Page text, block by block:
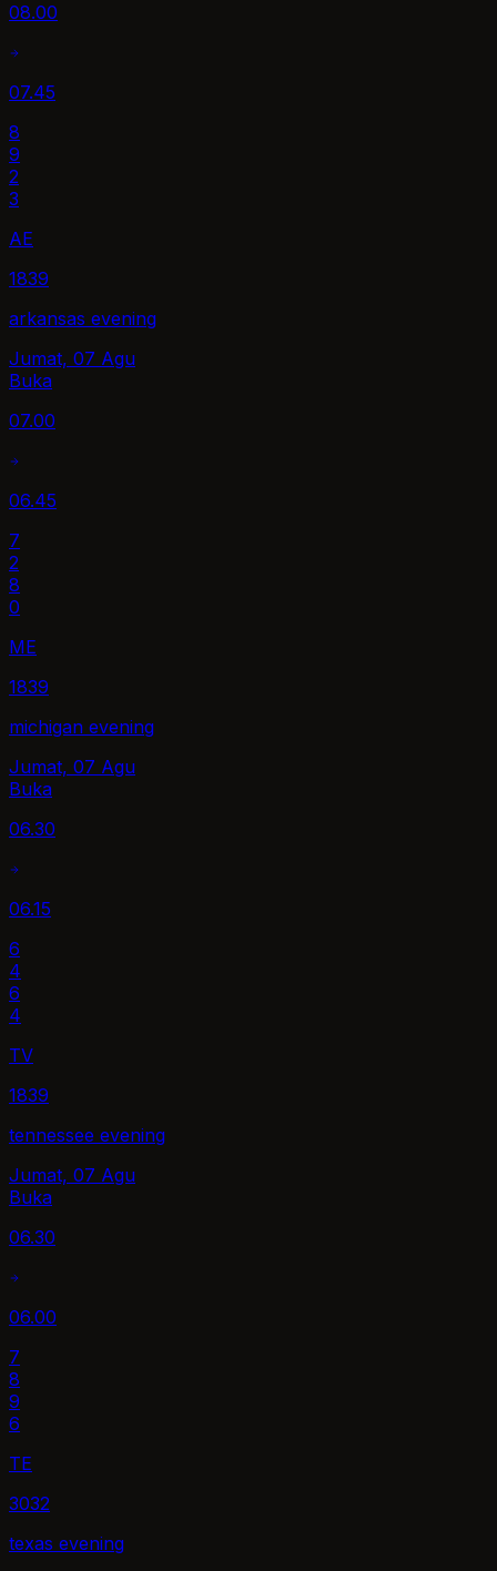
08.00
07.45
8
9
2
3
AE
1839
arkansas evening
Jumat, 07 Agu
Buka
07.00
06.45
7
2
8
0
ME
1839
michigan evening
Jumat, 07 Agu
Buka
06.30
06.15
6
4
6
4
TV
1839
tennessee evening
Jumat, 07 Agu
Buka
06.30
06.00
7
8
9
6
TE
3032
texas evening